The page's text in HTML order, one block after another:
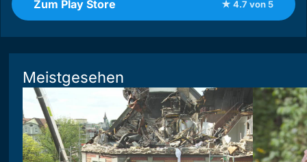
Zum Play Store ★ 4.7 von 5
Meistgesehen